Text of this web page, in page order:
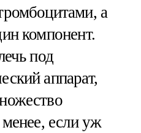
а
компонент.
под
аппарат,
если уж